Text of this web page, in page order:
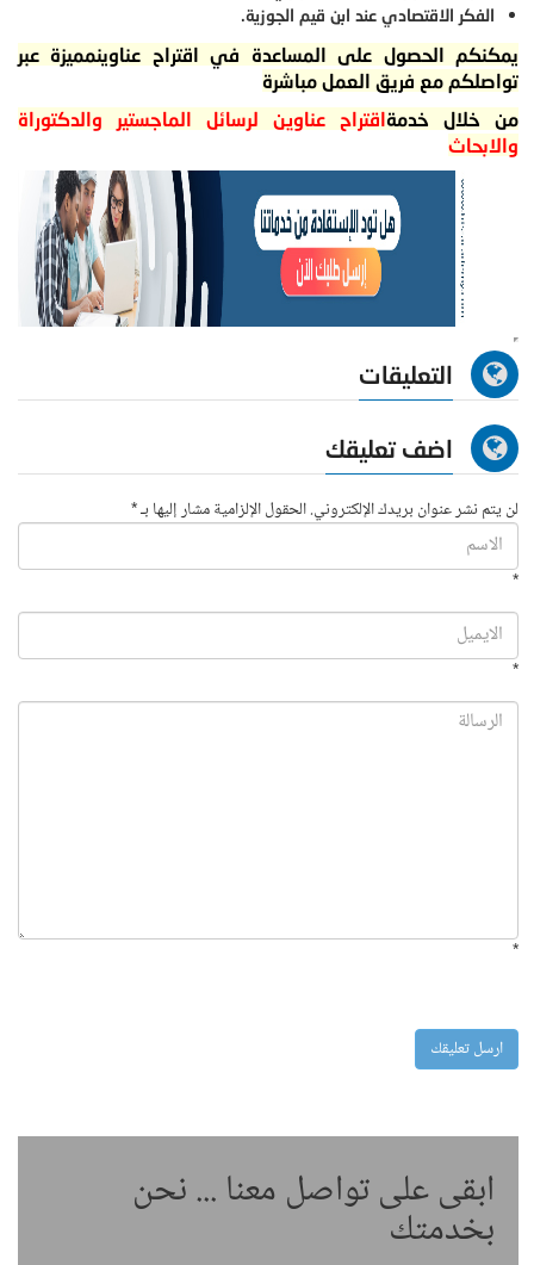
الفكر الاقتصادي عند ابن قيم الجوزية.
يمكنكم الحصول على المساعدة في اقتراح عناوينمميزة عبر
تواصلكم مع فريق العمل مباشرة
من خلال خدمةاقتراح عناوين لرسائل الماجستير والدكتوراة
والابحاث
التعليقات
اضف تعليقك
لن يتم نشر عنوان بريدك الإلكتروني. الحقول الإلزامية مشار إليها بـ *
*
*
*
ابقى على تواصل معنا ... نحن
بخدمتك